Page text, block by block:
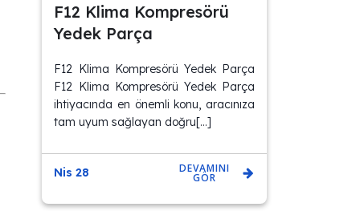
F12 Klima Kompresörü
Yedek Parça
F12 Klima Kompresörü Yedek Parça
F12 Klima Kompresörü Yedek Parça
ihtiyacında en önemli konu, aracınıza
tam uyum sağlayan doğru[…]
Nis 28 DEVAMINI
GÖR